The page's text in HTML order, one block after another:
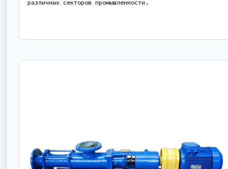
различных секторов промышленности.